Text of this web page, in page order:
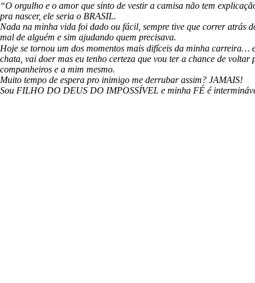
“O orgulho e o amor que sinto de vestir a camisa não tem
pra nascer, ele seria o BRASIL.
Nada na minha vida foi dado ou fácil, sempre tive que correr atrás
mal de alguém e sim ajudando quem precisava.
Hoje se tornou um dos momentos mais difíceis da minha carreira…
chata, vai doer mas eu tenho certeza que vou ter a chance de
companheiros e a mim mesmo.
Muito tempo de espera pro inimigo me derrubar assim? JAMAIS!
Sou FILHO DO DEUS DO IMPOSSÍVEL e minha FÉ é